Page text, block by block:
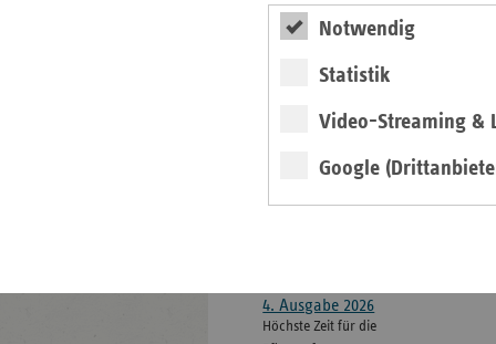
Notwendig
Statistik
Video-Streaming &
Google
ersatzkasse magazin.
ePaper
4. Ausgabe 2026
Höchste Zeit für die